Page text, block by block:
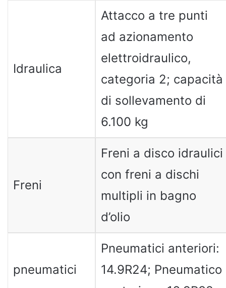
Idraulica
Attacco a tre punti
ad azionamento
elettroidraulico,
categoria 2; capacità
di sollevamento di
6.100 kg
Freni
Freni a disco idraulici
con freni a dischi
multipli in bagno
d’olio
pneumatici
Pneumatici anteriori:
14.9R24; Pneumatico